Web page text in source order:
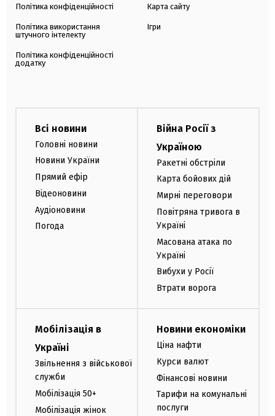
Політика конфіденційності
Політика використання
штучного інтелекту
Політика конфіденційності
додатку
Карта сайту
Ігри
Всі новини
Головні новини
Новини України
Прямий ефір
Відеоновини
Аудіоновини
Погода
Війна Росії з
Україною
Ракетні обстріли
Карта бойових дій
Мирні переговори
Повітряна тривога в
Україні
Масована атака по
Україні
Вибухи у Росії
Втрати ворога
Мобілізація в
Україні
Звільнення з військової
служби
Мобілізація 50+
Мобілізація жінок
Новини економіки
Ціна нафти
Курси валют
Фінансові новини
Тарифи на комунальні
послуги